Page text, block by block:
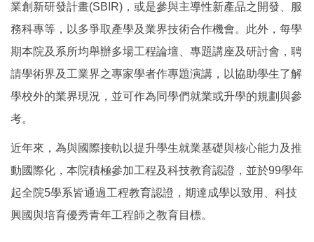
業創新研發計畫(SBIR)，或是參與主導性新產品之開發、服
務科專等，以多爭取產學及業界技術合作機會。此外，每學
期本院及系所均舉辦多場工程論壇、專題講座及研討會，聘
請學術界及工業界之專家學者作專題演講，以協助學生了解
學校外的業界現況，並可作為同學們就業或升學的規劃與參
考。
近年來，為與國際接軌以提升學生就業基礎與核心能力及推
動國際化，本院積極參加工程及科技教育認證，並於99學年
起全院5學系皆通過工程教育認證，期達成學以致用、科技
興國與培育優秀青年工程師之教育目標。